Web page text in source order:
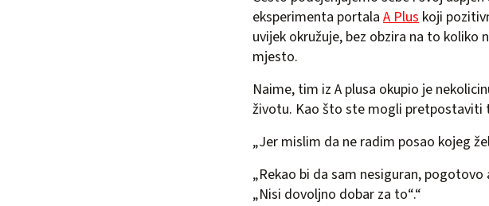
eksperimenta portala A Plus koji
uvijek okružuje, bez obzira na to
mjesto.
Naime, tim iz A plusa okupio je
životu. Kao što ste mogli pretpostaviti
„Jer mislim da ne radim posao kojeg
„Rekao bi da sam nesiguran,
„Nisi dovoljno dobar za to“.“